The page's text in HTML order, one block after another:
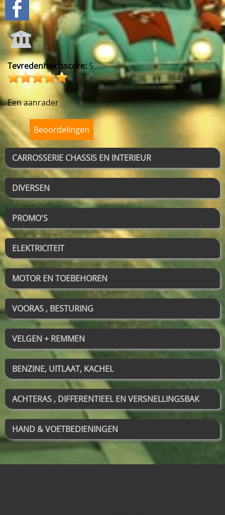
Tevredenheidsscore: 5
Een aanrader
Beoordelingen
CARROSSERIE CHASSIS EN INTERIEUR
DIVERSEN
PROMO'S
ELEKTRICITEIT
MOTOR EN TOEBEHOREN
VOORAS , BESTURING
VELGEN + REMMEN
BENZINE, UITLAAT, KACHEL
ACHTERAS , DIFFERENTIEEL EN VERSNELLINGSBAK
HAND & VOETBEDIENINGEN